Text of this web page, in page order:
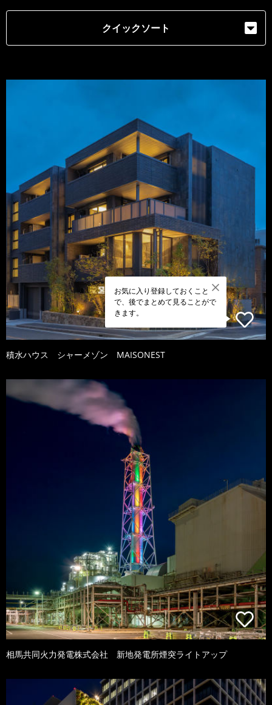
クイックソート
お気に入り登録しておくこと
で、後でまとめて見ることがで
きます。
積水ハウス シャーメゾン MAISONEST
相馬共同火力発電株式会社 新地発電所煙突ライトアップ